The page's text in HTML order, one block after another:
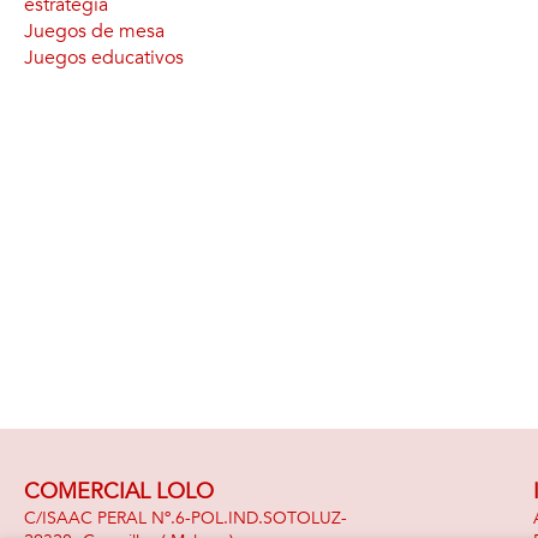
Juegos de mesa
Juegos educativos
COMERCIAL LOLO
C/ISAAC PERAL Nº.6-POL.IND.SOTOLUZ-